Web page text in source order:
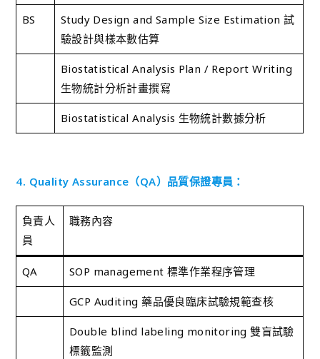
BS
Study Design and Sample Size Estimation 試
驗設計與樣本數估算
Biostatistical Analysis Plan / Report Writing
生物統計分析計畫撰寫
Biostatistical Analysis 生物統計數據分析
4. Quality Assurance（QA）品質保證專員：
負責人
員
職務內容
QA SOP management 標準作業程序管理
GCP Auditing 藥品優良臨床試驗規範查核
Double blind labeling monitoring 雙盲試驗
標籤監測